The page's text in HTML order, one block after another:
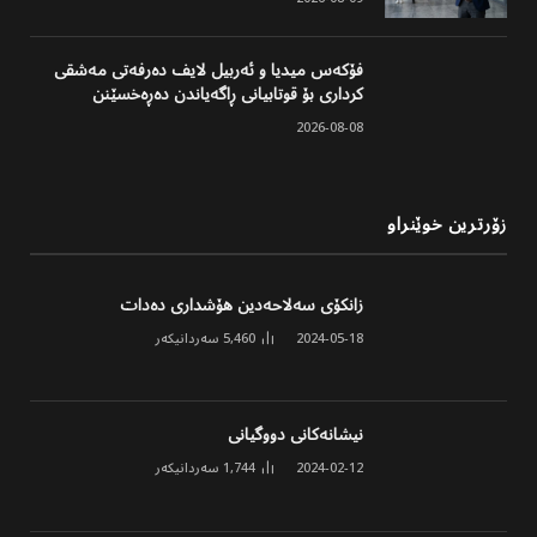
فۆکەس میدیا و ئەربیل لایف دەرفەتی مەشقی
کرداری بۆ قوتابیانی ڕاگەیاندن دەڕەخسێنن
2026-08-08
زۆرترین خوێنراو
زانکۆی سەلاحەدین هۆشداری دەدات
2024-05-18
5,460 سەردانیکەر
نیشانەکانی دووگیانی
2024-02-12
1,744 سەردانیکەر